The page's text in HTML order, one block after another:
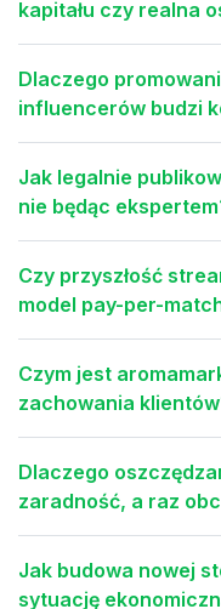
kapitału czy realna
Dlaczego
influencerów budzi
Jak legalnie
nie będąc
Czy przyszłość
model pay-per-
Czym jest
zachowania
Dlaczego
zaradność, a raz
Jak budowa nowej
sytuację